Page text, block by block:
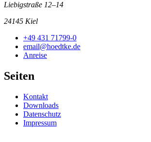
Liebigstraße 12–14
24145 Kiel
+49 431 71799-0
email@hoedtke.de
Anreise
Seiten
Kontakt
Downloads
Datenschutz
Impressum